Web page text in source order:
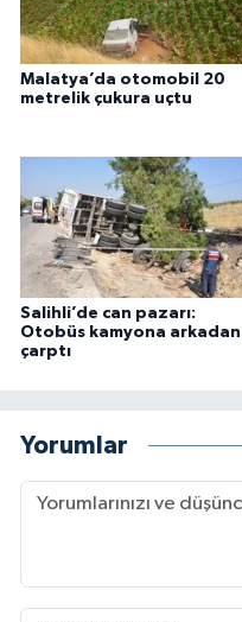
Malatya’da otomobil 20
metrelik çukura uçtu
Salihli’de can pazarı:
Otobüs kamyona arkadan
çarptı
Yorumlar